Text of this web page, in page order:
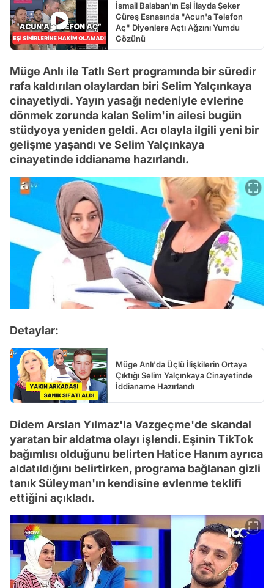
İsmail Balaban'ın Eşi İlayda Şeker
Güreş Esnasında "Acun'a Telefon
Aç" Diyenlere Açtı Ağzını Yumdu
Gözünü
Müge Anlı ile Tatlı Sert programında bir süredir
rafa kaldırılan olaylardan biri Selim Yalçınkaya
cinayetiydi. Yayın yasağı nedeniyle evlerine
dönmek zorunda kalan Selim'in ailesi bugün
stüdyoya yeniden geldi. Acı olayla ilgili yeni bir
gelişme yaşandı ve Selim Yalçınkaya
cinayetinde iddianame hazırlandı.
Detaylar:
Müge Anlı'da Üçlü İlişkilerin Ortaya
Çıktığı Selim Yalçınkaya Cinayetinde
İddianame Hazırlandı
Didem Arslan Yılmaz'la Vazgeçme'de skandal
yaratan bir aldatma olayı işlendi. Eşinin TikTok
bağımlısı olduğunu belirten Hatice Hanım ayrıca
aldatıldığını belirtirken, programa bağlanan gizli
tanık Süleyman'ın kendisine evlenme teklifi
ettiğini açıkladı.